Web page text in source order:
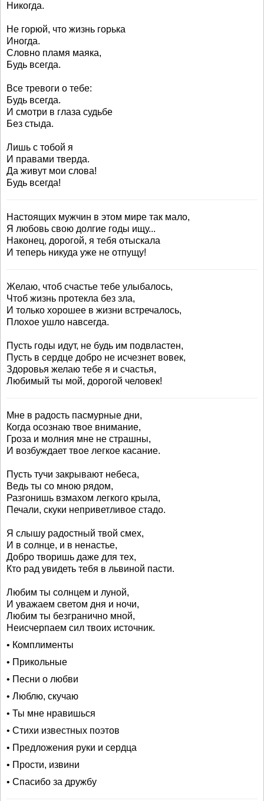
Никогда.
Не горюй, что жизнь горька
Иногда.
Словно пламя маяка,
Будь всегда.
Все тревоги о тебе:
Будь всегда.
И смотри в глаза судьбе
Без стыда.
Лишь с тобой я
И правами тверда.
Да живут мои слова!
Будь всегда!
Настоящих мужчин в этом мире так мало,
Я любовь свою долгие годы ищу...
Наконец, дорогой, я тебя отыскала
И теперь никуда уже не отпущу!
Желаю, чтоб счастье тебе улыбалось,
Чтоб жизнь протекла без зла,
И только хорошее в жизни встречалось,
Плохое ушло навсегда.
Пусть годы идут, не будь им подвластен,
Пусть в сердце добро не исчезнет вовек,
Здоровья желаю тебе я и счастья,
Любимый ты мой, дорогой человек!
Мне в радость пасмурные дни,
Когда осознаю твое внимание,
Гроза и молния мне не страшны,
И возбуждает твое легкое касание.
Пусть тучи закрывают небеса,
Ведь ты со мною рядом,
Разгонишь взмахом легкого крыла,
Печали, скуки неприветливое стадо.
Я слышу радостный твой смех,
И в солнце, и в ненастье,
Добро творишь даже для тех,
Кто рад увидеть тебя в львиной пасти.
Любим ты солнцем и луной,
И уважаем светом дня и ночи,
Любим ты безгранично мной,
Неисчерпаем сил твоих источник.
• Комплименты
• Прикольные
• Песни о любви
• Люблю, скучаю
• Ты мне нравишься
• Стихи известных поэтов
• Предложения руки и сердца
• Прости, извини
• Спасибо за дружбу